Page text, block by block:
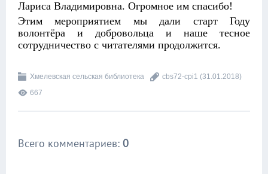
Лариса Владимировна. Огромное им спасибо!
Этим мероприятием мы дали старт Году
волонтёра и добровольца и наше тесное
сотрудничество с читателями продолжится.
Хмелевcкая сельская библиотека cbs72-cpi1 (31.01.2018)
667
Всего комментариев: 0